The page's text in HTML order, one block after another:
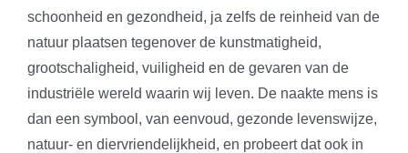
schoonheid en gezondheid, ja zelfs de reinheid van de
natuur plaatsen tegenover de kunstmatigheid,
grootschaligheid, vuiligheid en de gevaren van de
industriële wereld waarin wij leven. De naakte mens is
dan een symbool, van eenvoud, gezonde levenswijze,
natuur- en diervriendelijkheid, en probeert dat ook in